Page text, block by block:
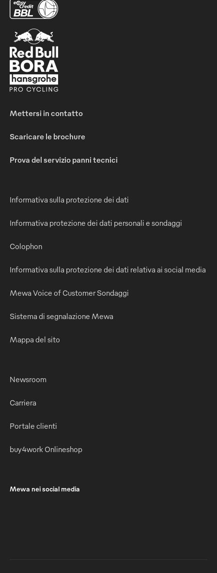
Mettersi in contatto
Scaricare le brochure
Prova del servizio panni tecnici
Informativa sulla protezione dei dati
Informativa protezione dei dati personali e sondaggi
Colophon
Informativa sulla protezione dei dati relativa ai social media
Mewa Voice of Customer Sondaggi
Sistema di segnalazione Mewa
Mappa del sito
Newsroom
Carriera
Portale clienti
buy4work Onlineshop
Mewa nei social media